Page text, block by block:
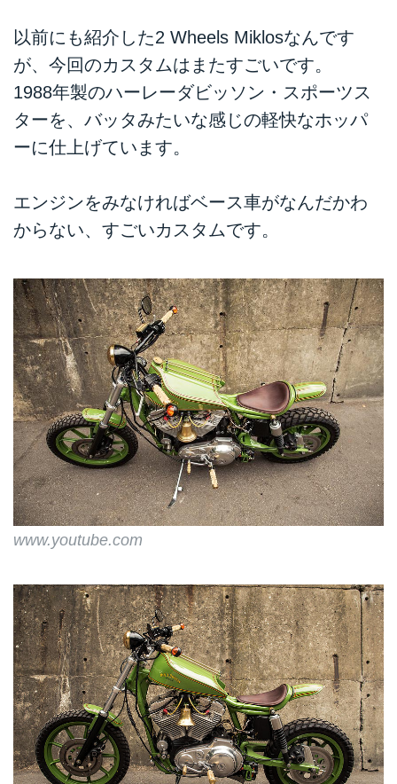
以前にも紹介した2 Wheels Miklosなんです
が、今回のカスタムはまたすごいです。
1988年製のハーレーダビッソン・スポーツス
ターを、バッタみたいな感じの軽快なホッパ
ーに仕上げています。
エンジンをみなければベース車がなんだかわ
からない、すごいカスタムです。
www.youtube.com